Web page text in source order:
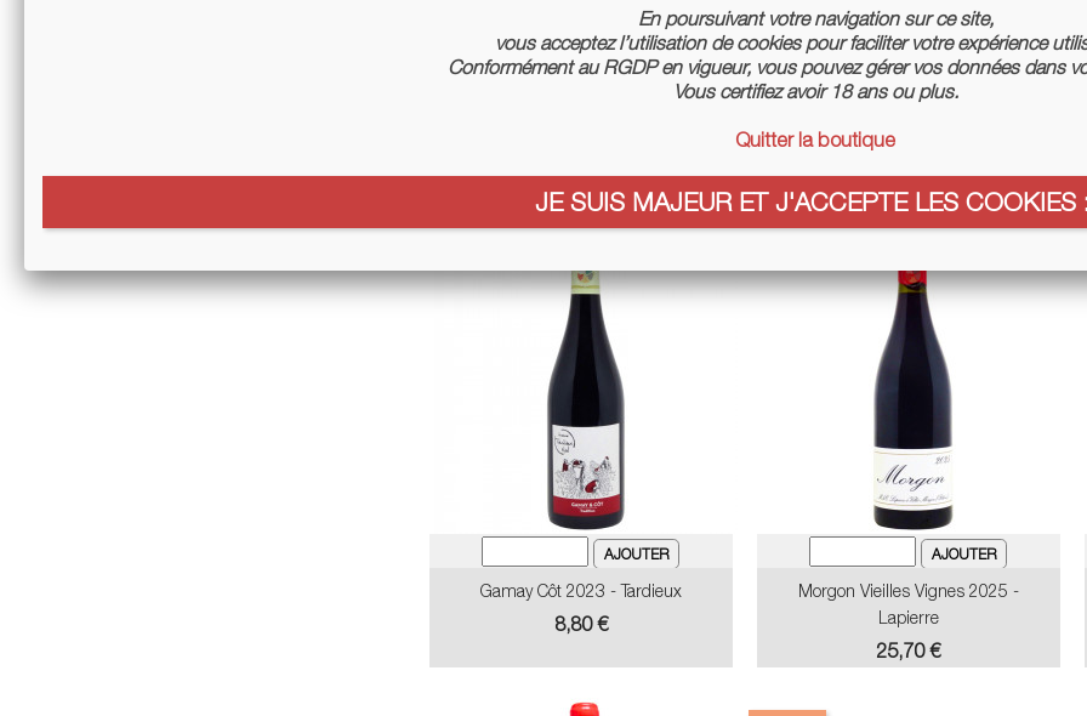
Anna
Prix
Gamay Côt 2023 - Tardieux
Prix
8,80 €
Morgon Vieilles Vignes 2025 -
Lapierre
Prix
25,70 €
En poursuivant votre navigation sur ce site,
vous acceptez l’utilisation de cookies pour faciliter votre expérience
Conformément au RGDP en vigueur, vous pouvez gérer vos données dans
Vous certifiez avoir 18 ans ou plus.
Quitter la boutique
JE SUIS MAJEUR ET J'ACCEPTE LES COOKIES